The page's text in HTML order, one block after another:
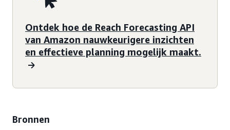
Ontdek hoe de Reach Forecasting API
van Amazon nauwkeurigere inzichten
en effectieve planning mogelijk maakt.
Bronnen